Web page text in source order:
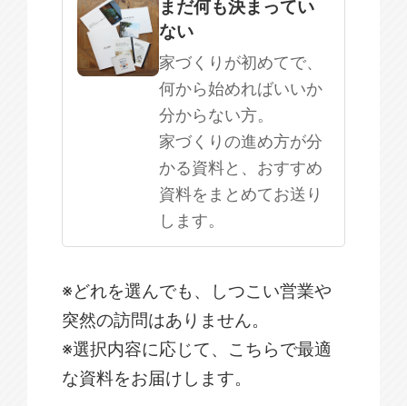
まだ何も決まってい
ない
家づくりが初めてで、
何から始めればいいか
分からない方。
家づくりの進め方が分
かる資料と、おすすめ
資料をまとめてお送り
します。
※どれを選んでも、しつこい営業や
突然の訪問はありません。
※選択内容に応じて、こちらで最適
な資料をお届けします。